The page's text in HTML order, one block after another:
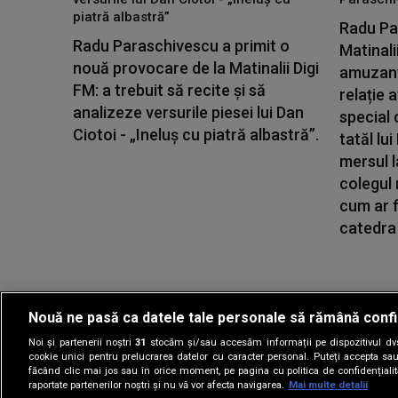
piatră albastră”
Radu Paraschivescu a primit o
nouă provocare de la Matinalii Digi
FM: a trebuit să recite și să
analizeze versurile piesei lui Dan
Ciotoi - „Ineluș cu piatră albastră”.
Radu
relație
special
tatăl lui
mersul
colegul
cum ar
Gestionați
Nouă ne pasă ca datele tale personale să rămână
Noi și partenerii noștri31 stocăm și/sau accesăm informații pe dispozitivul
cookie unici pentru prelucrarea datelor cu caracter personal. Puteți accepta
făcând clic mai jos sau în orice moment, pe pagina cu politica de
raportate partenerilor noștri și nu vă vor afecta navigarea. Mai multe detalii